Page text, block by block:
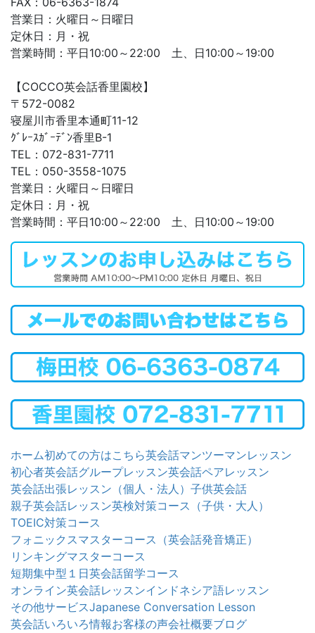
営業日：火曜日～日曜日
定休日：月・祝
営業時間：平日10:00～22:00 土、日10:00～19:00
【COCCO英会話香里園校】
〒572-0082
寝屋川市香里本通町11-12
ｸﾞﾚｰｽｶﾞｰﾃﾞﾝ香里B-1
TEL：072-831-7711
TEL：050-3558-1075
営業日：火曜日～日曜日
定休日：月・祝
営業時間：平日10:00～22:00 土、日10:00～19:00
ホーム初めての方はこちら英会話マンツーマンレッスン
初心者英会話グループレッスン英会話ペアレッスン
英会話出張レッスン（個人・法人） 子供英会話
親子英会話レッスン英検対策コース（子供・大人）
TOEIC対策コース
フォニックスマスターコース（英会話発音矯正）
リンキングマスターコース
短期集中型１日英会話留学コース
オンライン英会話レッスンインドネシア語レッスン
その他サービスJapanese Conversation Lesson
英会話いろいろ情報お客様の声会社概要ブログ